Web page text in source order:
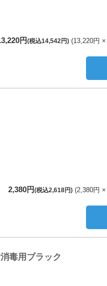
円(税込14,542円) 13,220円
2,380円(税込2,618円) 2,380円
毒用ブラック